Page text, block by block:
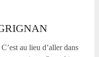
au lieu d’aller dans